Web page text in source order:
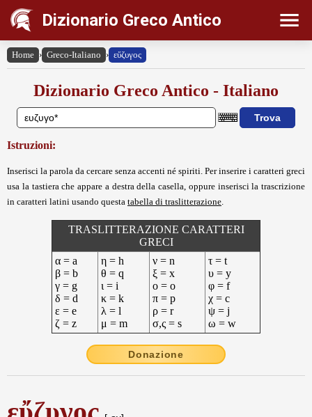
Dizionario Greco Antico
Home › Greco-Italiano › εὔζυγος
Dizionario Greco Antico - Italiano
Istruzioni:
Inserisci la parola da cercare senza accenti né spiriti. Per inserire i caratteri greci
usa la tastiera che appare a destra della casella, oppure inserisci la trascrizione
in caratteri latini usando questa tabella di traslitterazione
TRASLITTERAZIONE CARATTERI
GRECI
α = a
β = b
γ = g
δ = d
ε = e
ζ = z
η = h
θ = q
ι = i
κ = k
λ = l
μ = m
ν = n
ξ = x
ο = o
π = p
ρ = r
σ,ς = s
τ = t
υ = y
φ = f
χ = c
ψ = j
ω = w
Donazione